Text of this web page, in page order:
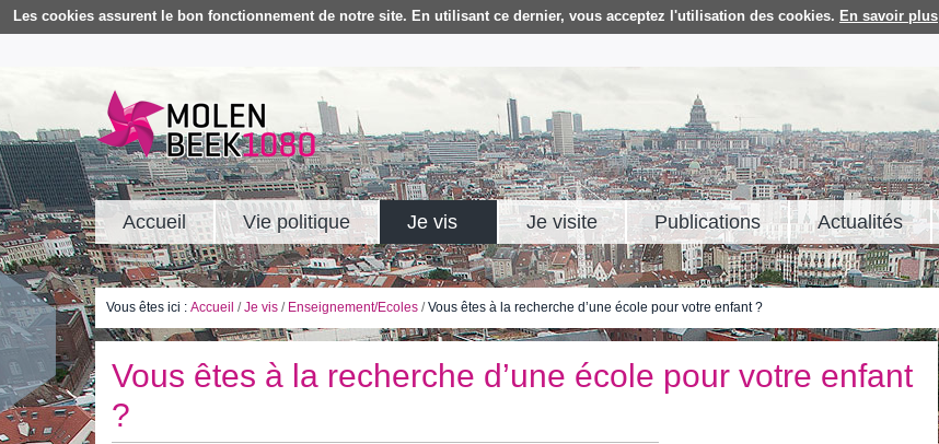
Les cookies assurent le bon fonctionnement de notre site. En utilisant ce dernier, vous acceptez l'utilisation des cookies. En savoir plus
Accueil Vie politique Je vis Je visite Publications Actualités
Vous êtes ici : Accueil /Je vis / Enseignement/Ecoles /Vous êtes à la recherche d’une école pour votre enfant ?
Vous êtes à la recherche d’une école pour votre enfant
?